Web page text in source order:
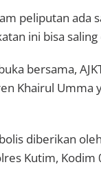
peliputan ada
ini bisa
bersama,
Khairul Umma
diberikan
Kutim,